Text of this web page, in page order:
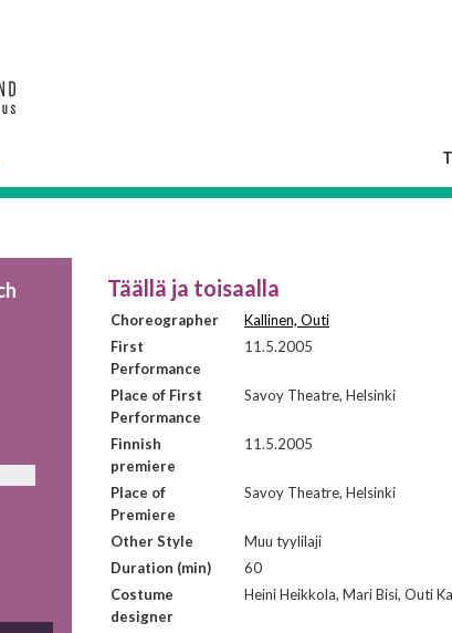
Täällä ja toisaalla
Choreographer
Kallinen, Outi
First
Performance
11.5.2005
Place of First
Performance
Savoy Theatre, Helsinki
Finnish
premiere
11.5.2005
Place of
Premiere
Savoy Theatre, Helsinki
Other Style
Muu tyylilaji
Duration (min)
60
Costume
designer
Heini Heikkola, Mari Bisi, Outi